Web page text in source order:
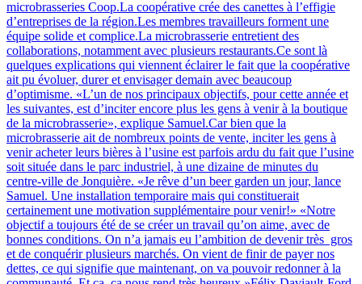
microbrasseries Coop.La coopérative crée des canettes à l’effigie
d’entreprises de la région.Les membres travailleurs forment une
équipe solide et complice.La microbrasserie entretient des
collaborations, notamment avec plusieurs restaurants.Ce sont là
quelques explications qui viennent éclairer le fait que la coopérative
ait pu évoluer, durer et envisager demain avec beaucoup
d’optimisme. «L’un de nos principaux objectifs, pour cette année et
les suivantes, est d’inciter encore plus les gens à venir à la boutique
de la microbrasserie», explique Samuel.Car bien que la
microbrasserie ait de nombreux points de vente, inciter les gens à
venir acheter leurs bières à l’usine est parfois ardu du fait que l’usine
soit située dans le parc industriel, à une dizaine de minutes du
centre-ville de Jonquière. «Je rêve d’un beer garden un jour, lance
Samuel. Une installation temporaire mais qui constituerait
certainement une motivation supplémentaire pour venir!» «Notre
objectif a toujours été de se créer un travail qu’on aime, avec de
bonnes conditions. On n’a jamais eu l’ambition de devenir très gros
et de conquérir plusieurs marchés. On vient de finir de payer nos
dettes, ce qui signifie que maintenant, on va pouvoir redonner à la